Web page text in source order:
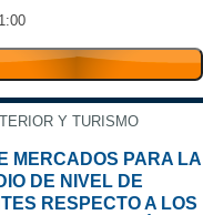
Y TURISMO
MERCADOS PARA LA
DE NIVEL DE
RESPECTO A LOS